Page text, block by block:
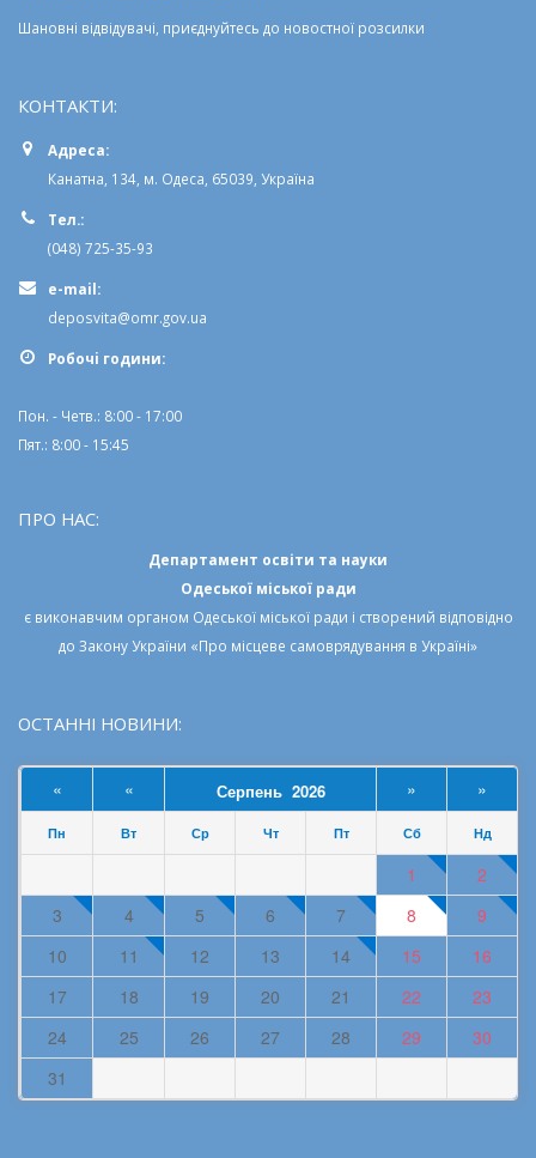
Шановні відвідувачі, приєднуйтесь до новостної розсилки
КОНТАКТИ:
Адреса:
Канатна, 134, м. Одеса, 65039, Україна
Тел.:
(048) 725-35-93
e-mail:
deposvita@omr.gov.ua
Робочi години:
Пон. - Четв.: 8:00 - 17:00
Пят.: 8:00 - 15:45
ПРО НАС:
Департамент освіти та науки
Одеської міської ради
є виконавчим органом Одеської міської ради і створений відповідно
до Закону України «Про місцеве самоврядування в Україні»
ОСТАННІ НОВИНИ:
« « Серпень 2026 » »
Пн Вт Ср Чт Пт Сб Нд
1
2
3
4 5 6 7 8
9
10
11 12 13 14 15
16
17
18 19 20 21 22
23
24
25 26 27 28 29
30
31